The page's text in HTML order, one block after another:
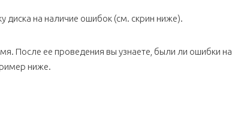
диска на наличие ошибок (см. скрин ниже).
После ее проведения вы узнаете, были ли ошибки на
ниже.